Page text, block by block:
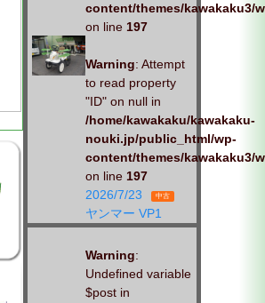
content/themes/kawakaku3/
on line 197
Warning: Attempt
to read property
"ID" on null in
/home/kawakaku/kawakaku-
nouki.jp/public_html/wp-
content/themes/kawakaku3/
on line 197
2026/7/23
中古
ヤンマー VP1
Warning:
Undefined variable
$post in